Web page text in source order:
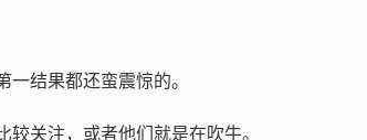
结果都还蛮震惊的。
关注，或者他们就是在吹牛。